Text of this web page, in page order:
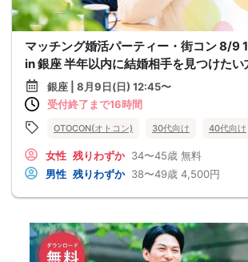
マッチング婚活パーティー・街コン 8/9
in 銀座 半年以内に結婚相手を見つけたい
銀座 | 8月9日(日) 12:45〜
受付終了まで16時間
OTOCON(オトコン) 30代向け 40代向け
女性 残りわずか 34〜45歳 無料
男性 残りわずか 38〜49歳 4,500円